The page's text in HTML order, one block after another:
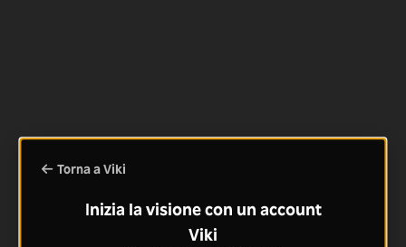
Torna a Viki
Inizia la visione con un account
Viki